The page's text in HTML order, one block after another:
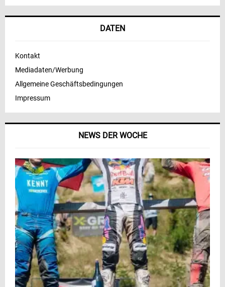
NEWS DER WOCHE
DATEN
Kontakt
Mediadaten/Werbung
Allgemeine Geschäftsbedingungen
Impressum